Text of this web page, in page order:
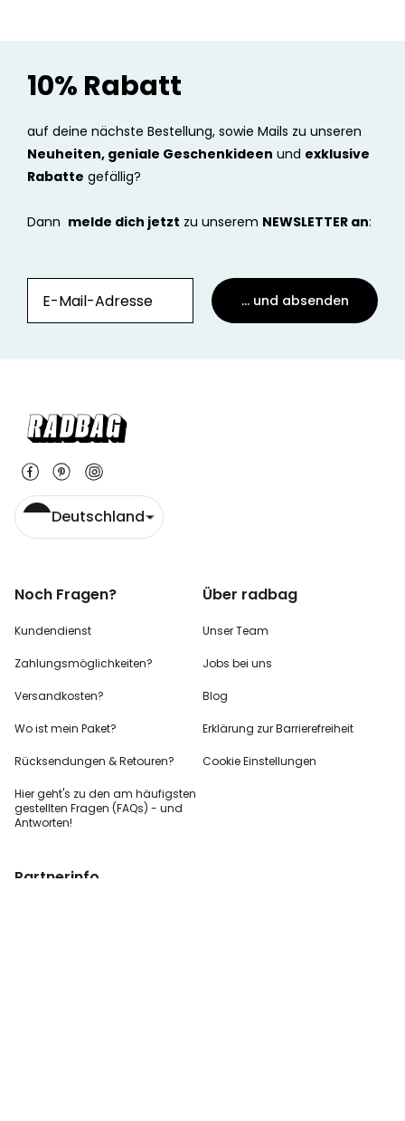
10% Rabatt
auf deine nächste Bestellung, sowie Mails zu unseren
Neuheiten, geniale Geschenkideen und exklusive
Rabatte gefällig?
Dann melde dich jetzt zu unserem NEWSLETTER an:
... und absenden
Deutschland
Noch Fragen?
Kundendienst
Zahlungsmöglichkeiten?
Versandkosten?
Wo ist mein Paket?
Rücksendungen & Retouren?
Hier geht's zu den am häufigsten
gestellten Fragen (FAQs) - und
Antworten!
Über radbag
Unser Team
Jobs bei uns
Blog
Erklärung zur Barrierefreiheit
Cookie Einstellungen
Partnerinfo